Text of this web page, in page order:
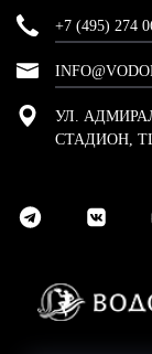
+7 (495) 274
УЛ.
СТАДИОН,